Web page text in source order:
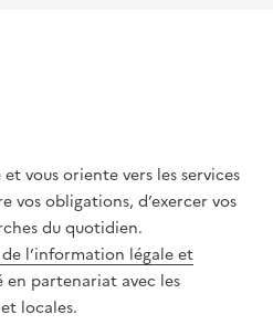
vous oriente vers les services
obligations, d’exercer vos
du quotidien.
l’information légale et
en partenariat avec les
locales.